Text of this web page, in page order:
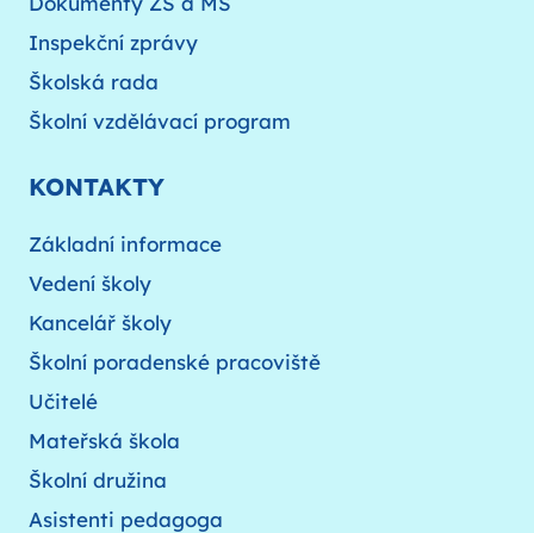
Inspekční zprávy
Školská rada
Školní vzdělávací program
KONTAKTY
Základní informace
Vedení školy
Kancelář školy
Školní poradenské pracoviště
Učitelé
Mateřská škola
Školní družina
Asistenti pedagoga